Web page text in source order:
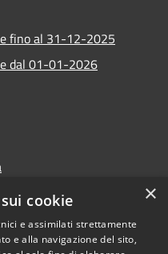
fino al 31-12-2025
dal 01-01-2026
Copyright © 2026 • Comune di
×
cookie
e assimilati strettamente
e alla navigazione del sito,